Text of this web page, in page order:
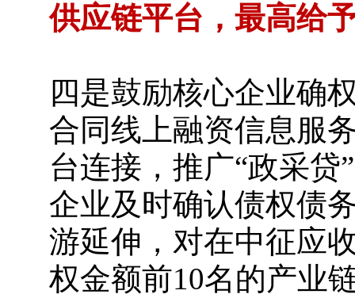
供应链平台，最高给
四是鼓励核心企业确
合同线上融资信息服
台连接，推广“政采
企业及时确认债权债
游延伸，对在中征应
权金额前10名的产业